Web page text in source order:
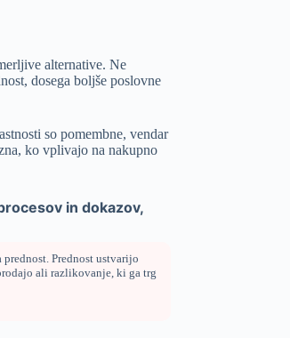
alternative. Ne
dosega boljše poslovne
so pomembne, vendar
ko vplivajo na nakupno
in dokazov,
Prednost ustvarijo
ali razlikovanje, ki ga trg